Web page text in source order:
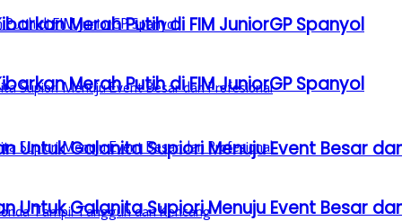
Merah Putih di FIM JuniorGP Spanyol
Untuk Galanita Supiori Menuju Event Besar
Merah Putih di FIM JuniorGP Spanyol
Untuk Galanita Supiori Menuju Event Besar